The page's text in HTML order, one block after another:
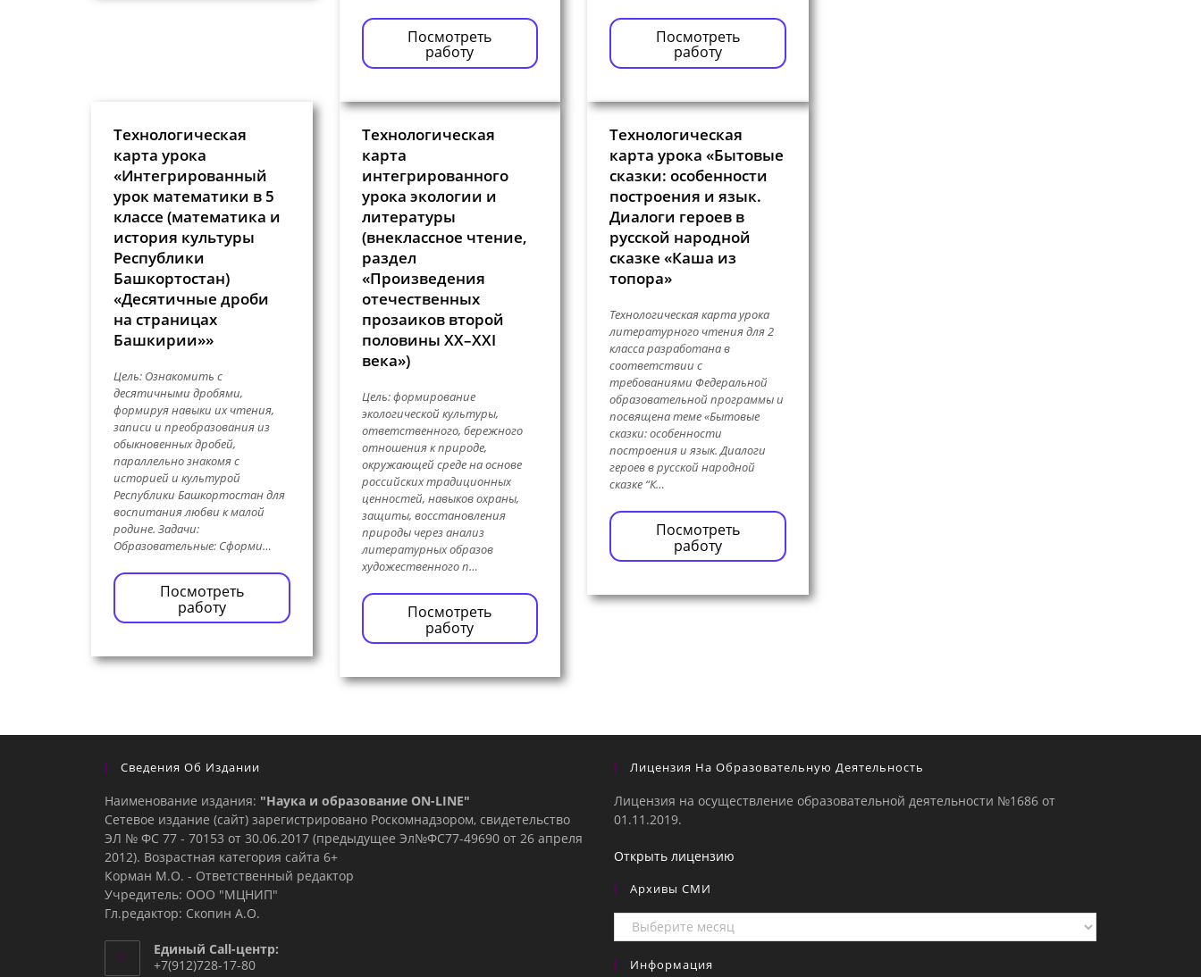
Посмотреть
работу
Посмотреть
работу
Технологическая
карта урока
«Интегрированный
урок математики в 5
классе (математика и
история культуры
Республики
Башкортостан)
«Десятичные дроби
на страницах
Башкирии»»
Цель: Ознакомить с
десятичными дробями,
формируя навыки их чтения,
записи и преобразования из
обыкновенных дробей,
параллельно знакомя с
историей и культурой
Республики Башкортостан для
воспитания любви к малой
родине. Задачи:
Образовательные: Сформи…
Посмотреть
работу
Технологическая
карта
интегрированного
урока экологии и
литературы
(внеклассное чтение,
раздел
«Произведения
отечественных
прозаиков второй
половины XX–XXI
века»)
Цель: формирование
экологической культуры,
ответственного, бережного
отношения к природе,
окружающей среде на основе
российских традиционных
ценностей, навыков охраны,
защиты, восстановления
природы через анализ
литературных образов
художественного п…
Посмотреть
работу
Технологическая
карта урока «Бытовые
сказки: особенности
построения и язык.
Диалоги героев в
русской народной
сказке «Каша из
топора»
Технологическая карта урока
литературного чтения для 2
класса разработана в
соответствии с
требованиями Федеральной
образовательной программы и
посвящена теме «Бытовые
сказки: особенности
построения и язык. Диалоги
героев в русской народной
сказке “К…
Посмотреть
работу
Сведения Об Издании
Наименование издания: "Наука и образование ON-LINE"
Сетевое издание (сайт) зарегистрировано Роскомнадзором, свидетельство
ЭЛ № ФС 77 - 70153 от 30.06.2017 (предыдущее Эл№ФC77-49690 от 26 апреля
2012). Возрастная категория сайта 6+
Корман М.О. - Ответственный редактор
Учредитель: ООО "МЦНИП"
Гл.редактор: Скопин А.О.
Единый Call-центр:
+7(912)728-17-80
Лицензия На Образовательную Деятельность
Лицензия на осуществление образовательной деятельности №1686 от
01.11.2019.
Открыть лицензию
Архивы СМИ
Архивы
СМИ
Информация